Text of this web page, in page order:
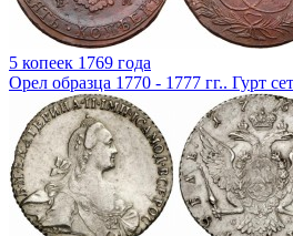
5 копеек 1769 года
Орел образца 1770 - 1777 гг.. Гурт